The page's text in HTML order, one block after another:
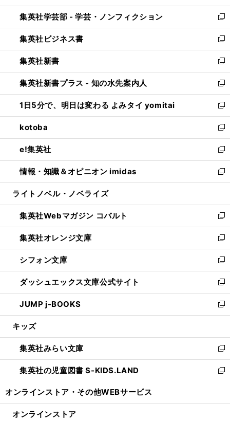
開
く
ウ
で
開
く
ン
ド
ウ
で
開
く
ウ
ィ
ン
ド
ウ
で
開
く
集英社学芸部 - 学芸・ノンフィクション
新
し
い
ウ
ィ
ン
ド
ウ
で
開
く
集英社ビジネス書
新
し
い
ウ
ィ
ン
ド
ウ
で
開
く
集英社新書
新
し
い
ウ
ィ
ン
ド
ウ
で
開
く
集英社新書プラス - 知の水先案内人
新
し
い
ウ
ィ
ン
ド
ウ
で
開
1日5分で、明日は変わる よみタイ yomitai
新
し
い
ウ
ィ
ン
ド
ウ
開
く
kotoba
新
し
い
ウ
ィ
ン
ウ
で
開
く
e!集英社
新
し
い
ウ
ン
ド
ウ
で
開
く
情報・知識＆オピニオン imidas
新
し
ウ
ィ
ン
ド
ウ
で
開
く
ライトノベル・ノベライズ
集英社Webマガジン コバルト
新
し
い
ウ
ィ
ン
ド
ウ
で
開
集英社オレンジ文庫
新
し
い
ウ
ィ
ン
ド
ウ
開
く
シフォン文庫
新
し
い
ウ
ィ
ン
ウ
で
開
く
ダッシュエックス文庫公式サイト
新
し
い
ウ
ン
ド
ウ
で
JUMP j-BOOKS
新
し
ウ
ィ
ン
ド
開
キッズ
集英社みらい文庫
新
し
い
ン
集英社の児童図書 S-KIDS.LAND
新
ウ
オンラインストア・ その他WEBサービス
オンラインストア